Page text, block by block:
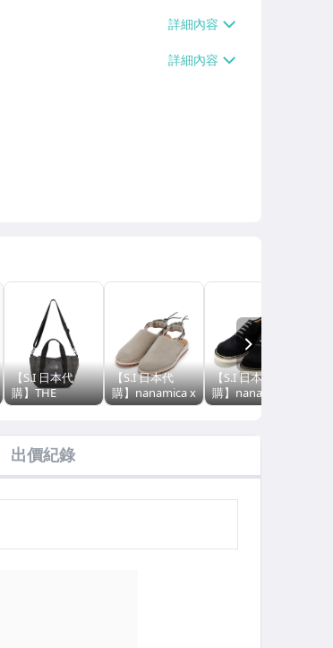
【S.I 日本代
購】THE
NORTH FACE
CORDURA
Nylon Shoulder
Tote Bag
【S.I 日本代
購】nanamica x
SUICOKE
Exclusive FL
【S.I 日本代
購】nanamica x
REGAL GORE-
Shoes
出價紀錄